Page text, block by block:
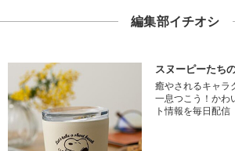
編集部イチオシ
スヌーピーたち
癒やされるキャラ
一息つこう！かわ
ト情報を毎日配信